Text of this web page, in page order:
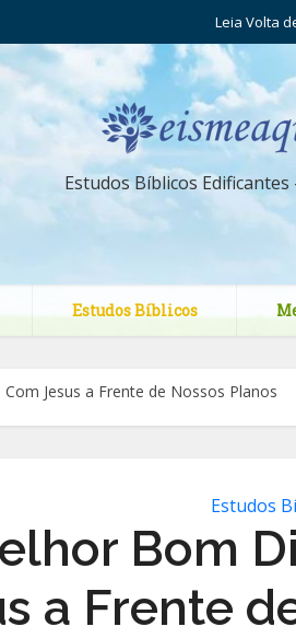
Leia Volta
Estudos Bíblicos
Estudos Bíblicos
Jesus a Frente de Nossos Planos
Estudos
Bom
a Frente